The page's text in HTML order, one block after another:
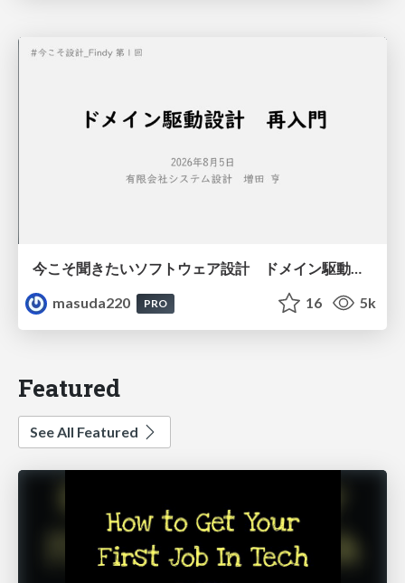
今こそ聞きたいソフトウェア設計 ドメイン駆動設計再入門
masuda220
PRO 16 5k
Featured
See All Featured